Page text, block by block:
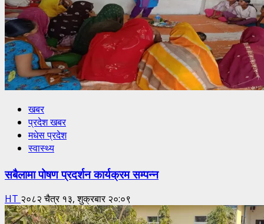
खबर
प्रदेश खबर
मधेस प्रदेश
स्वास्थ्य
सबैलामा पोषण प्रदर्शन कार्यक्रम सम्पन्न
HT २०८२ चैत्र १३, शुक्रबार २०:०९